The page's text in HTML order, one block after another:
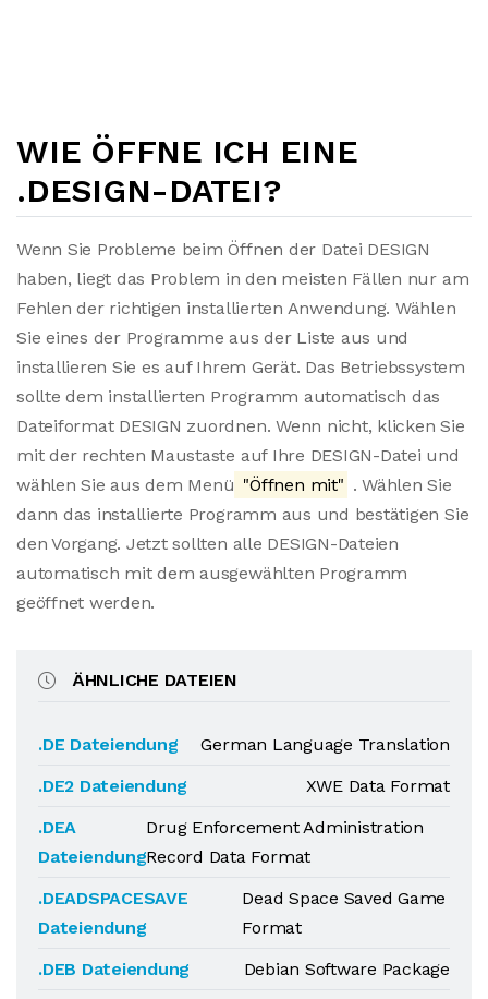
WIE ÖFFNE ICH EINE
.DESIGN-DATEI?
Wenn Sie Probleme beim Öffnen der Datei DESIGN
haben, liegt das Problem in den meisten Fällen nur am
Fehlen der richtigen installierten Anwendung. Wählen
Sie eines der Programme aus der Liste aus und
installieren Sie es auf Ihrem Gerät. Das Betriebssystem
sollte dem installierten Programm automatisch das
Dateiformat DESIGN zuordnen. Wenn nicht, klicken Sie
mit der rechten Maustaste auf Ihre DESIGN-Datei und
wählen Sie aus dem Menü "Öffnen mit" . Wählen Sie
dann das installierte Programm aus und bestätigen Sie
den Vorgang. Jetzt sollten alle DESIGN-Dateien
automatisch mit dem ausgewählten Programm
geöffnet werden.
ÄHNLICHE DATEIEN
.DE Dateiendung
German Language Translation
.DE2 Dateiendung
XWE Data Format
.DEA
Dateiendung
Drug Enforcement Administration
Record Data Format
.DEADSPACESAVE
Dateiendung
Dead Space Saved Game
Format
.DEB Dateiendung
Debian Software Package